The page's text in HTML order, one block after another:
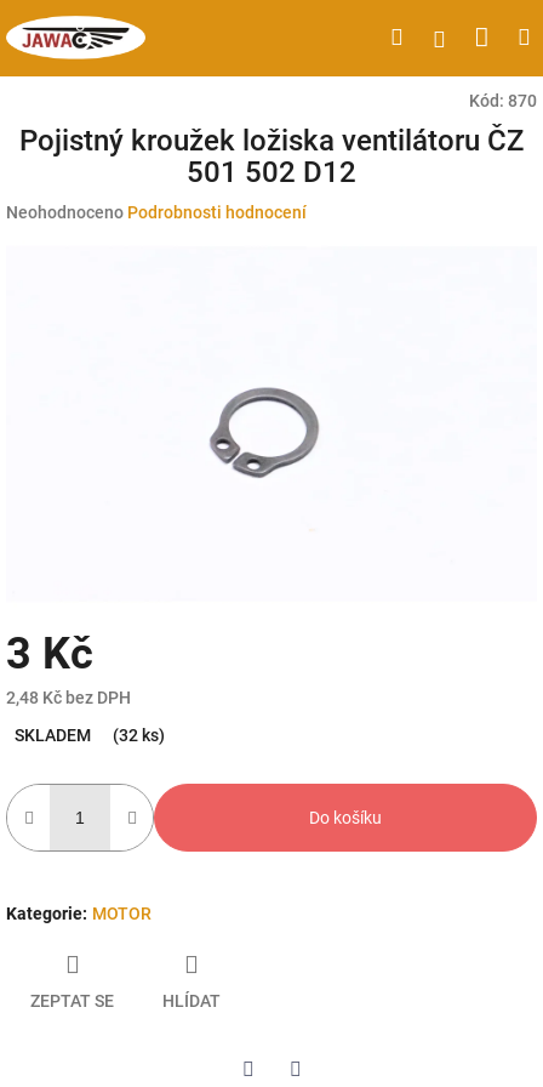
na
obsah
HledatPřihlášení
Kód: 870
Pojistný kroužek ložiska ventilátoru ČZ
501 502 D12
Průměrné
Neohodnoceno Podrobnosti hodnocení
3 Kč
2,48 Kč bez DPH
cena:
SKLADEM (32 ks)
Do košíku
Kategorie: MOTOR
ZEPTAT SE HLÍDAT